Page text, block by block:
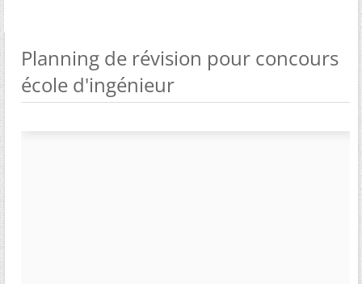
Planning de révision pour concours
école d'ingénieur